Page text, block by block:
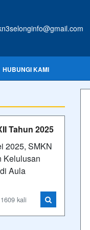
HUBUNGI KAMI
Tahun 2025
2025, SMKN
Kelulusan
Aula
kali